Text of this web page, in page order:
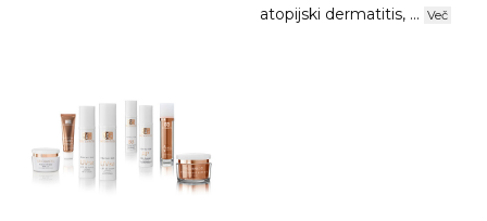
atopijski dermatitis, ... Več